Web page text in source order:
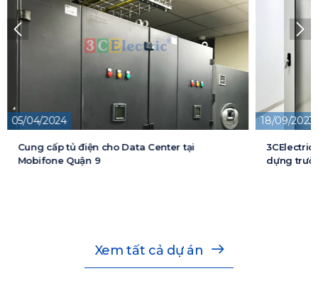
05/04/2024
Cung cấp tủ điện cho Data Center tại
Mobifone Quận 9
18/09/2023
3CElectric
dựng
Xem tất cả dự án